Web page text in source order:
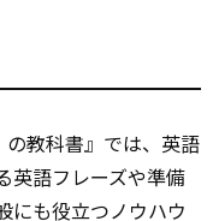
の教科書』では、英語
英語フレーズや準備
にも役立つノウハウ